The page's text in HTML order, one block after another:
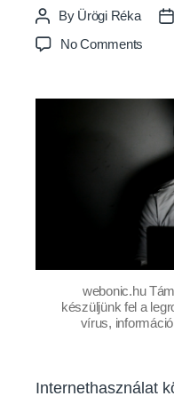
Post
author
By Ürögi Réka
No Comments
neten
a
webonic.hu
készüljünk fel a
vírus,
Internethasználat